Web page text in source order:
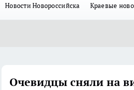
Новости Новороссийска Краевые
Очевидцы сняли на